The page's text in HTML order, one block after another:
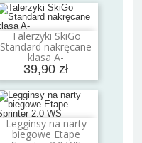
Talerzyki SkiGo
Standard nakręcane
klasa A-
39,90 zł
Dodaj do koszyka
Legginsy na narty
biegowe Etape
Dodaj do koszyka